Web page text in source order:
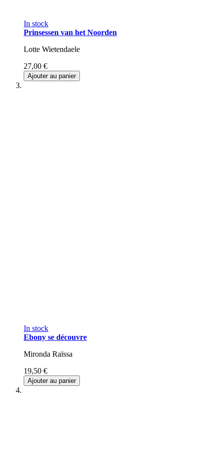
In stock
Prinsessen van het Noorden
Lotte Wietendaele
27,00 €
Ajouter au panier
In stock
Ebony se découvre
Mironda Raïssa
19,50 €
Ajouter au panier